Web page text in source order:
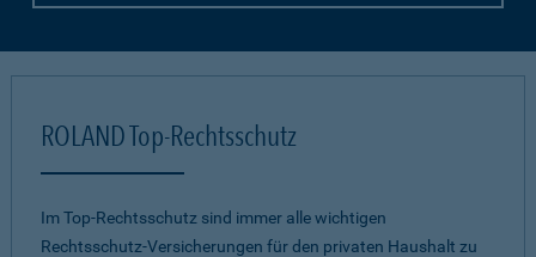
ROLAND Top-Rechtsschutz
Im Top-Rechtsschutz sind immer alle wichtigen
Rechtsschutz-Versicherungen für den privaten Haushalt zu